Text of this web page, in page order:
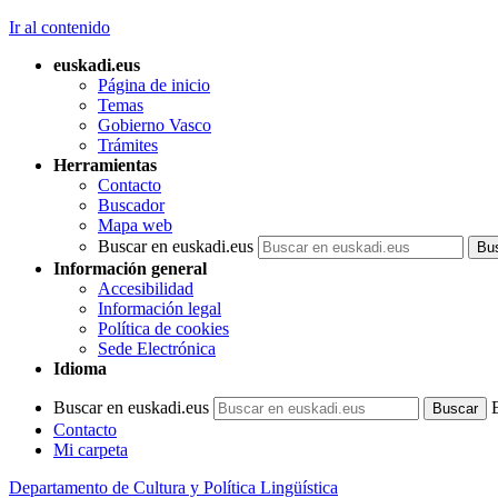
Ir al contenido
euskadi.eus
Página de inicio
Temas
Gobierno Vasco
Trámites
Herramientas
Contacto
Buscador
Mapa web
Buscar en euskadi.eus
Información general
Accesibilidad
Información legal
Política de cookies
Sede Electrónica
Idioma
Buscar en euskadi.eus
Contacto
Mi carpeta
Departamento de Cultura y Política Lingüística